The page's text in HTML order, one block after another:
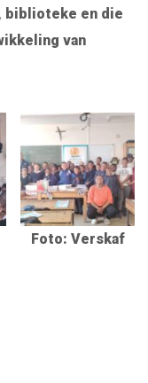
biblioteke en die
van
Foto: Verskaf